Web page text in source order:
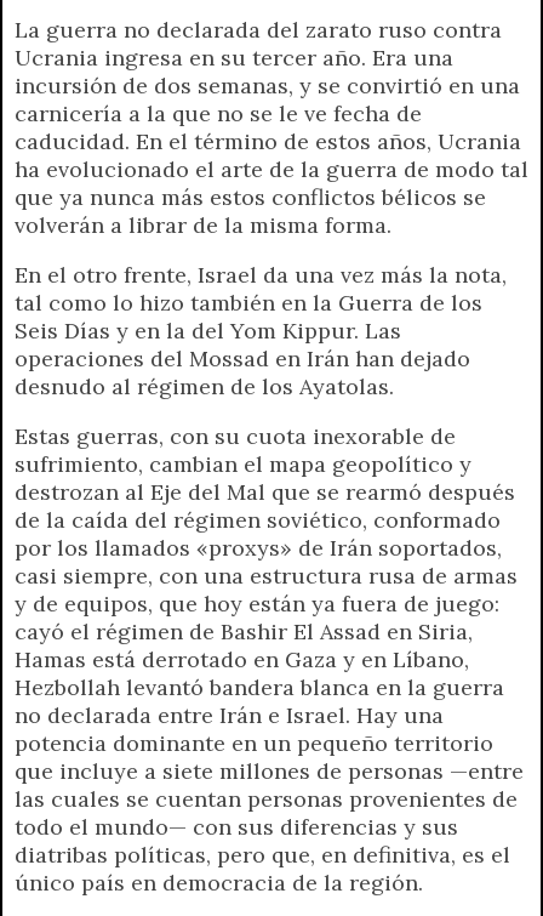
n
d
l
y
La guerra no declarada del zarato ruso contra
Ucrania ingresa en su tercer año. Era una
incursión de dos semanas, y se convirtió en una
carnicería a la que no se le ve fecha de
caducidad. En el término de estos años, Ucrania
ha evolucionado el arte de la guerra de modo tal
que ya nunca más estos conflictos bélicos se
volverán a librar de la misma forma.
En el otro frente, Israel da una vez más la nota,
tal como lo hizo también en la Guerra de los
Seis Días y en la del Yom Kippur. Las
operaciones del Mossad en Irán han dejado
desnudo al régimen de los Ayatolas.
Estas guerras, con su cuota inexorable de
sufrimiento, cambian el mapa geopolítico y
destrozan al Eje del Mal que se rearmó después
de la caída del régimen soviético, conformado
por los llamados «proxys» de Irán soportados,
casi siempre, con una estructura rusa de armas
y de equipos, que hoy están ya fuera de juego:
cayó el régimen de Bashir El Assad en Siria,
Hamas está derrotado en Gaza y en Líbano,
Hezbollah levantó bandera blanca en la guerra
no declarada entre Irán e Israel. Hay una
potencia dominante en un pequeño territorio
que incluye a siete millones de personas —entre
las cuales se cuentan personas provenientes de
todo el mundo— con sus diferencias y sus
diatribas políticas, pero que, en definitiva, es el
único país en democracia de la región.